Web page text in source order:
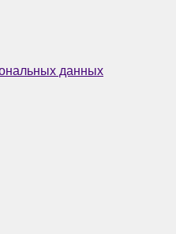
данных